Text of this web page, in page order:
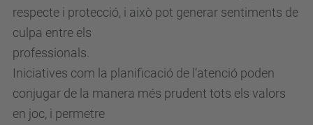
c
t
u
a
l
i
respecte i protecció, i això pot generar sentiments de
culpa entre els
professionals.
Iniciatives com la planificació de l’atenció poden
conjugar de la manera més prudent tots els valors
en joc, i permetre